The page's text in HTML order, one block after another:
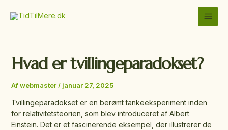
Hvad er tvillingeparadokset?
Afwebmaster / januar 27, 2025
Tvillingeparadokset er en berømt tankeeksperiment inden
for relativitetsteorien, som blev introduceret af Albert
Einstein. Det er et fascinerende eksempel, der illustrerer de